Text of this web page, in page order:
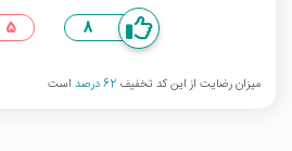
8
5
میزان رضایت از این کد تخفیف 62 درصد است